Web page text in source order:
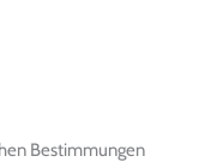
Bestimmungen